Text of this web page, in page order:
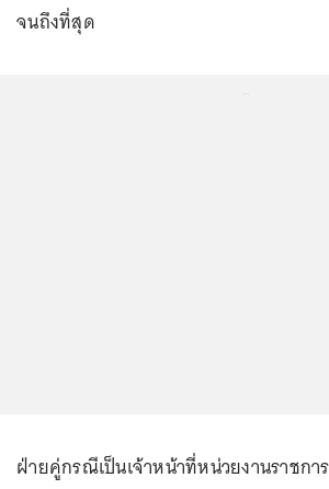
จนถึงที่สุด
ฝ่ายคู่กรณีเป็นเจ้าหน้าที่หน่วยงานราชกา